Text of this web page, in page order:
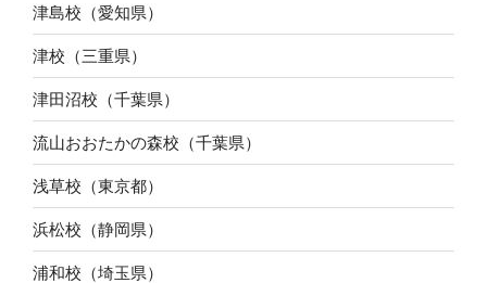
津島校（愛知県）
津校（三重県）
津田沼校（千葉県）
流山おおたかの森校（千葉県）
浅草校（東京都）
浜松校（静岡県）
浦和校（埼玉県）